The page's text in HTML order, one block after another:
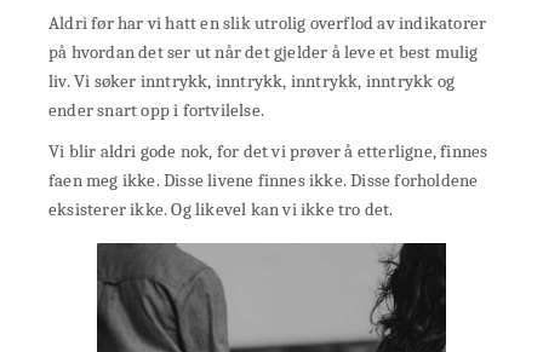
Aldri før har vi hatt en slik utrolig overflod av indikatorer
på hvordan det ser ut når det gjelder å leve et best mulig
liv. Vi søker inntrykk, inntrykk, inntrykk, inntrykk og
ender snart opp i fortvilelse.
Vi blir aldri gode nok, for det vi prøver å etterligne, finnes
faen meg ikke. Disse livene finnes ikke. Disse forholdene
eksisterer ikke. Og likevel kan vi ikke tro det.